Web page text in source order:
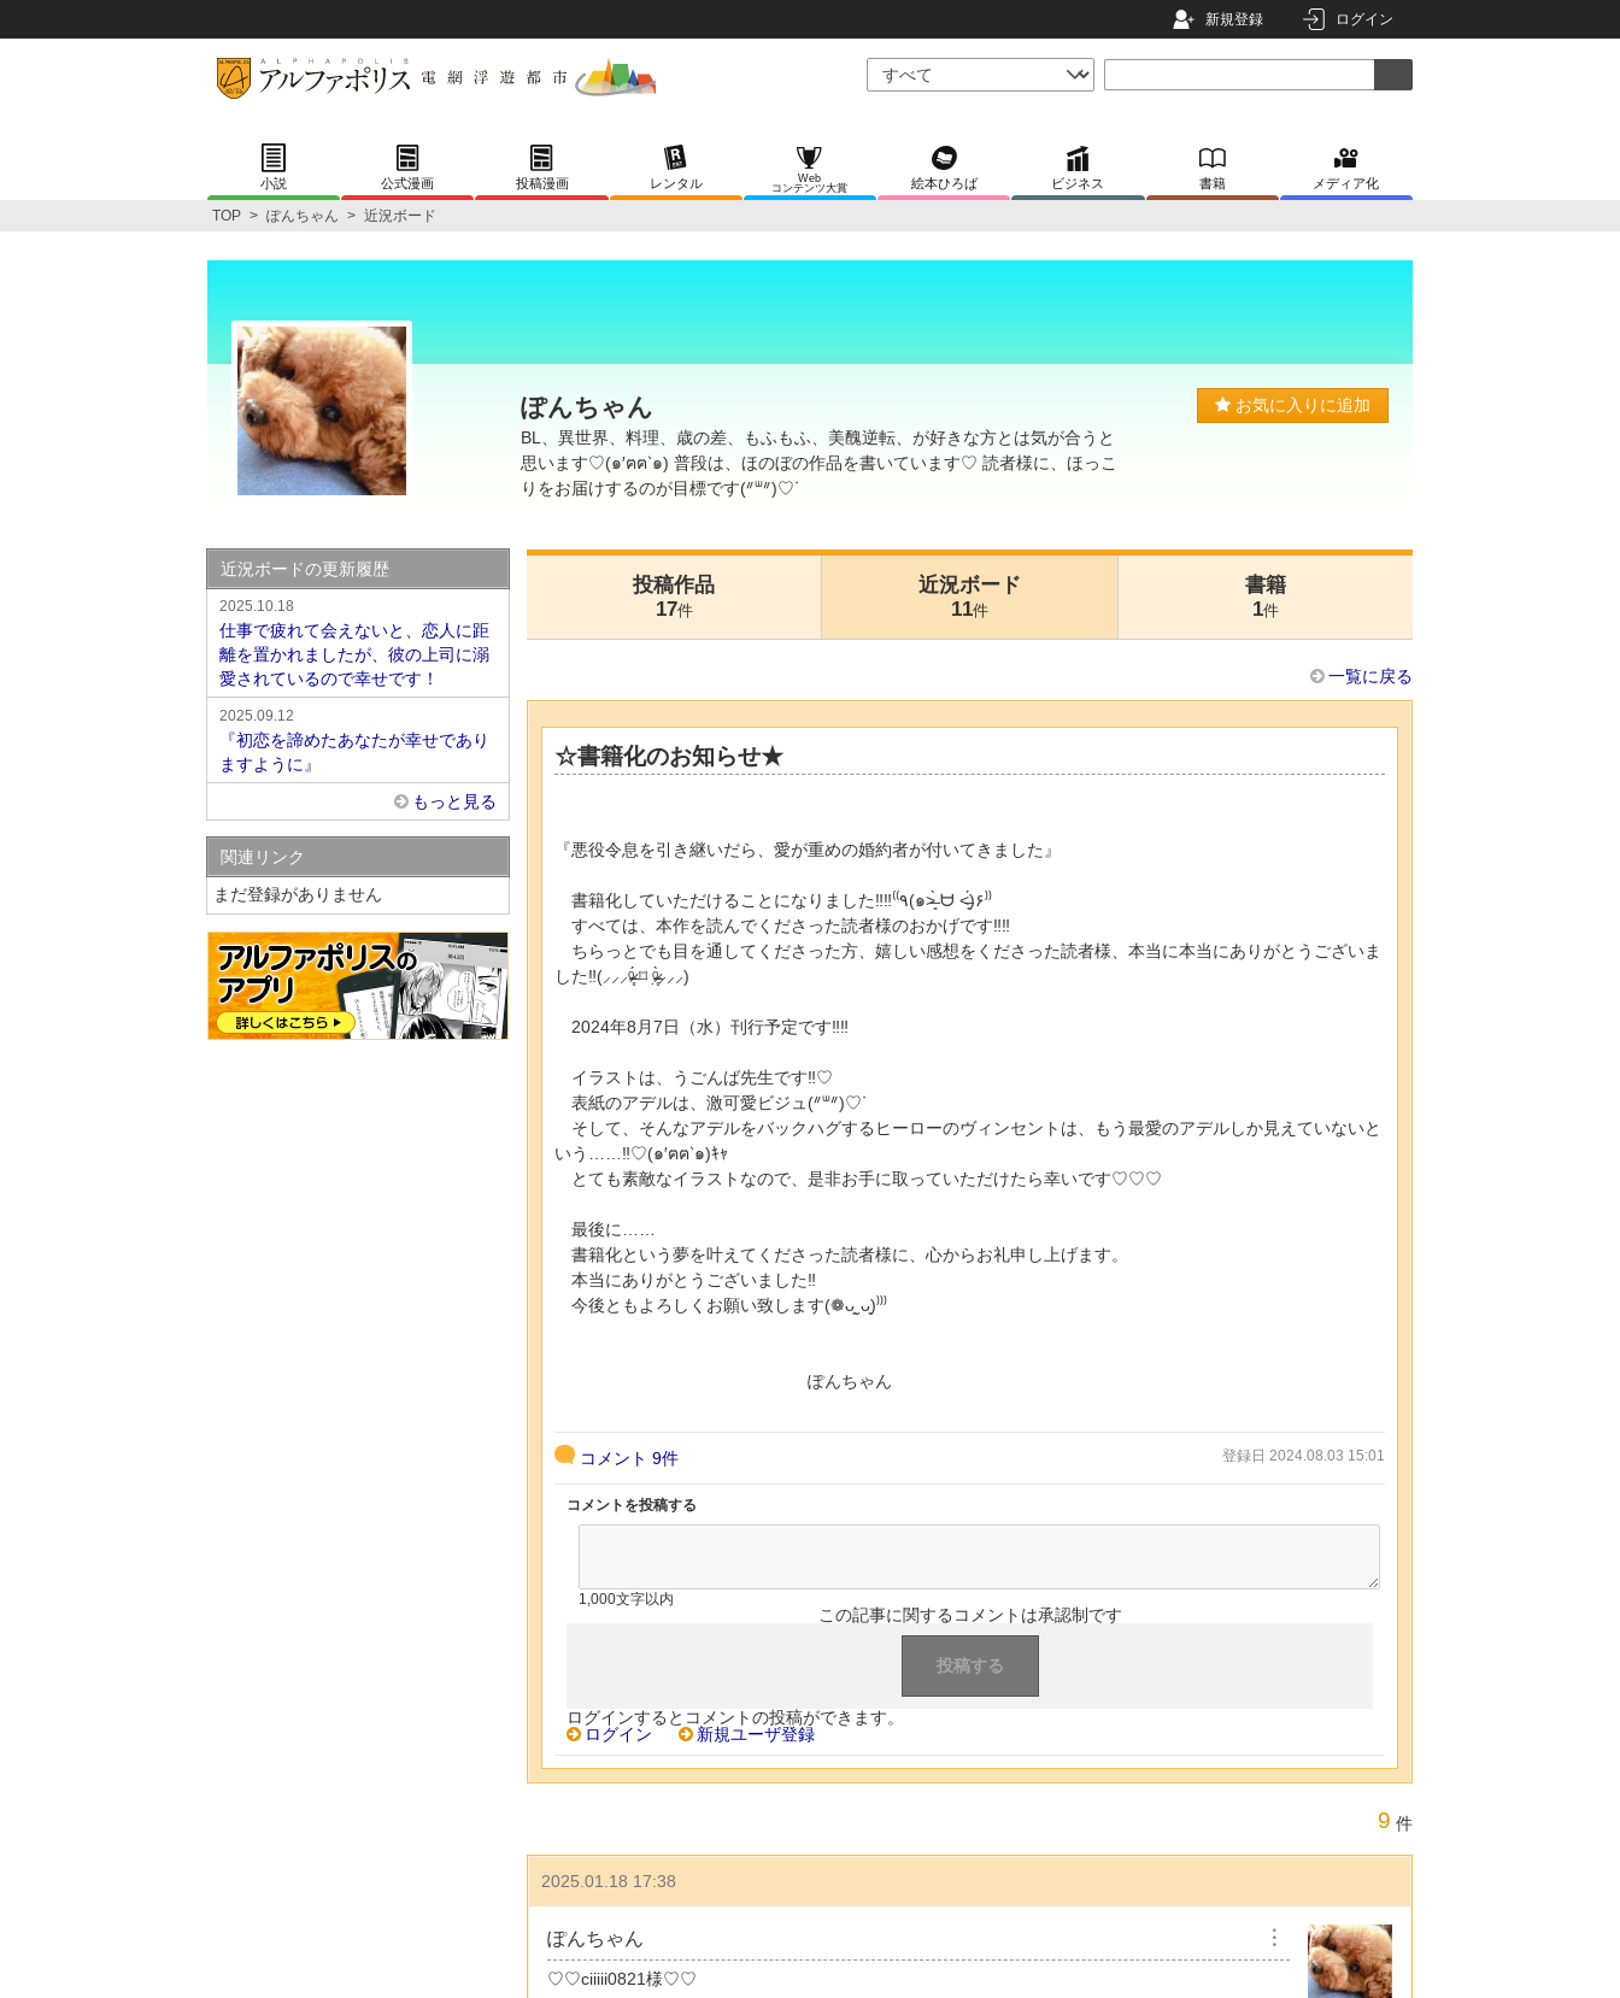
新規登録 ログイン
小説 公式漫画 投稿漫画 レンタル
Web
コンテンツ大賞
絵本ひろば ビジネス 書籍 メディア化
TOP > ぽんちゃん > 近況ボード
ぽんちゃん
BL、異世界、料理、歳の差、もふもふ、美醜逆転、が好きな方とは気が合うと
思います♡(๑′ฅฅ‵๑) 普段は、ほのぼの作品を書いています♡ 読者様に、ほっこ
りをお届けするのが目標です(ᐥᐜᐥ)♡ᐝ
お気に入りに追加
投稿作品
17件
近況ボード
11件
書籍
1件
一覧に戻る
☆書籍化のお知らせ★
『悪役令息を引き継いだら、愛が重めの婚約者が付いてきました』
書籍化していただけることになりました‼︎‼︎⁽⁽٩(๑˃̶͈̀ ᗨ ˂̶͈́)۶⁾⁾
すべては、本作を読んでくださった読者様のおかげです‼︎‼︎
ちらっとでも目を通してくださった方、嬉しい感想をくださった読者様、本当に本当にありがとうございま
した‼︎(⸝⸝⸝ᵒ̴̶̷̥́ ⌑ ᵒ̴̶̷̣̥̀⸝⸝⸝)
2024年8月7日（水）刊行予定です‼︎‼︎
イラストは、うごんば先生です‼︎♡
表紙のアデルは、激可愛ビジュ(ᐥᐜᐥ)♡ᐝ
そして、そんなアデルをバックハグするヒーローのヴィンセントは、もう最愛のアデルしか見えていないと
いう……‼︎♡(๑′ฅฅ‵๑)ｷｬ
とても素敵なイラストなので、是非お手に取っていただけたら幸いです♡♡♡
最後に……
書籍化という夢を叶えてくださった読者様に、心からお礼申し上げます。
本当にありがとうございました‼︎
今後ともよろしくお願い致します(❁ᴗ͈ˬᴗ͈)⁾⁾⁾
ぽんちゃん
コメント 9件 登録日 2024.08.03 15:01
コメントを投稿する
1,000文字以内
この記事に関するコメントは承認制です
ログインするとコメントの投稿ができます。
ログイン
新規ユーザ登録
9 件
2025.01.18 17:38
ぽんちゃん ︙
♡♡ciiiii0821様♡♡
近況ボードの更新履歴
2025.10.18
仕事で疲れて会えないと、恋人に距
離を置かれましたが、彼の上司に溺
愛されているので幸せです！
2025.09.12
『初恋を諦めたあなたが幸せであり
ますように』
もっと見る
関連リンク
まだ登録がありません